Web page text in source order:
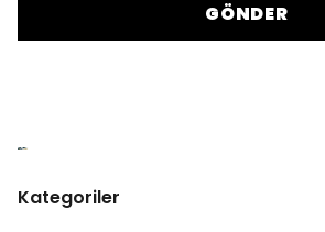
GÖNDER
Kategoriler